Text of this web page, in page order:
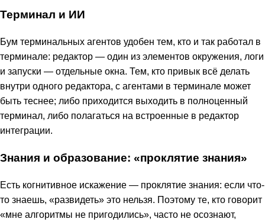
Терминал и ИИ
Бум терминальных агентов удобен тем, кто и так работал в
терминале: редактор — один из элементов окружения, логи
и запуски — отдельные окна. Тем, кто привык всё делать
внутри одного редактора, с агентами в терминале может
быть теснее; либо приходится выходить в полноценный
терминал, либо полагаться на встроенные в редактор
интеграции.
Знания и образование: «проклятие знания»
Есть когнитивное искажение — проклятие знания: если что-
то знаешь, «развидеть» это нельзя. Поэтому те, кто говорит
«мне алгоритмы не пригодились», часто не осознают,